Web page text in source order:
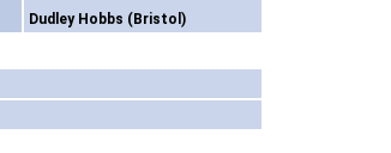
Dudley Hobbs (Bristol)